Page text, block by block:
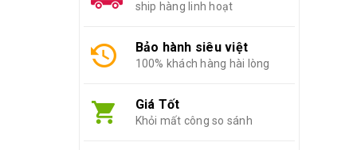
ship hàng linh hoạt
Bảo hành siêu việt
100% khách hàng hài lòng
Giá Tốt
Khỏi mất công so sánh